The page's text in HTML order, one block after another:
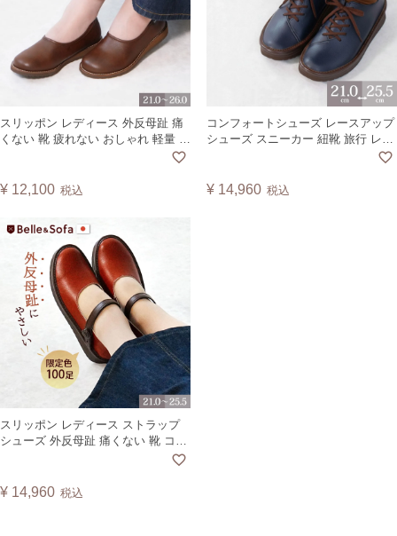
スリッポン レディース 外反母趾 痛
くない 靴 疲れない おしゃれ 軽量 大
きいサイズ 小さいサイズ コンフォ
バレエシューズ シンプル フラット
¥ 12,100 税込
コンフォートシューズ レースアップ
シューズ スニーカー 紐靴 旅行 レデ
¥ 14,960 税込
スリッポン レディース ストラップ
シューズ 外反母趾 痛くない 靴 コン
フォートシューズ おしゃれ カジュ
イン賞 ハンズフリー 歩きやすい 疲
¥ 14,960 税込